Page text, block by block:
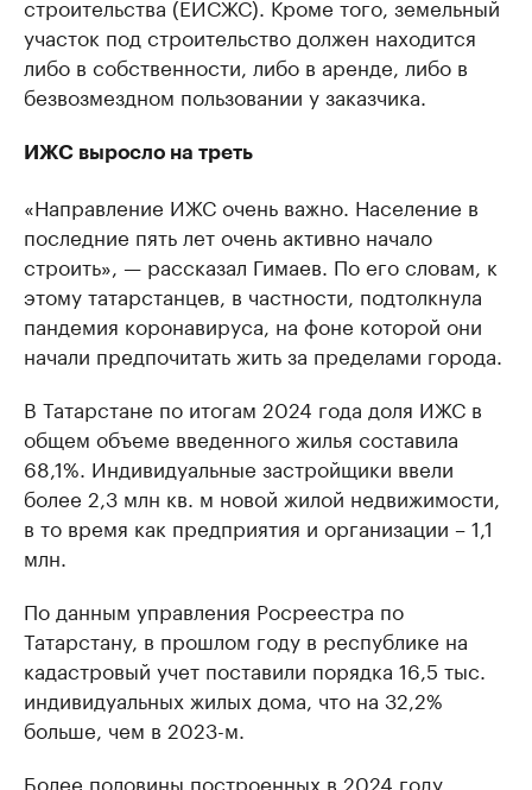
участок под строительство должен находится
либо в собственности, либо в аренде, либо в
безвозмездном пользовании у заказчика.
ИЖС выросло на треть
«Направление ИЖС очень важно. Население в
последние пять лет очень активно начало
строить», — рассказал Гимаев. По его словам, к
этому татарстанцев, в частности, подтолкнула
пандемия коронавируса, на фоне которой они
начали предпочитать жить за пределами города.
В Татарстане по итогам 2024 года доля ИЖС в
общем объеме введенного жилья составила
68,1%. Индивидуальные застройщики ввели
более 2,3 млн кв. м новой жилой недвижимости,
в то время как предприятия и организации – 1,1
млн.
По данным управления Росреестра по
Татарстану, в прошлом году в республике на
кадастровый учет поставили порядка 16,5 тыс.
индивидуальных жилых дома, что на 32,2%
больше, чем в 2023-м.
Более половины построенных в 2024 году